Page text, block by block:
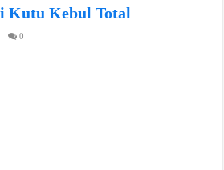
Kutu Kebul Total
0